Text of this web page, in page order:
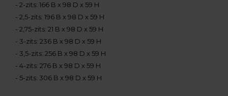
- 2-zits: 166 B x 98 D x 59 H
- 2,5-zits: 196 B x 98 D x 59 H
- 2,75-zits: 21 B x 98 D x 59 H
- 3-zits: 236 B x 98 D x 59 H
- 3,5-zits: 256 B x 98 D x 59 H
- 4-zits: 276 B x 98 D x 59 H
- 5-zits: 306 B x 98 D x 59 H